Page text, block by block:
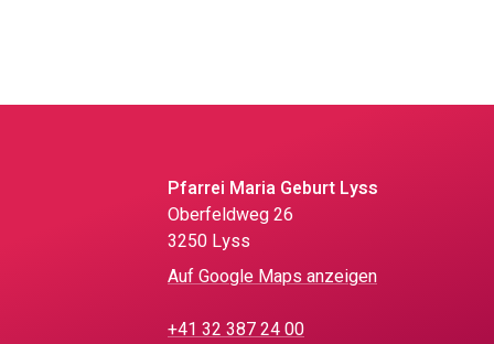
Pfarrei Maria Geburt Lyss
Oberfeldweg 26
3250 Lyss
Auf Google Maps anzeigen
+41 32 387 24 00